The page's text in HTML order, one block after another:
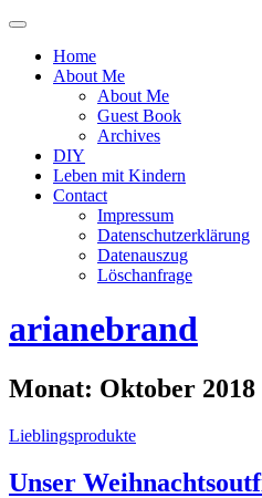
Menü
oder
ausblenden
Home
About Me
About Me
Guest Book
Archives
DIY
Leben mit Kindern
Contact
Impressum
Datenschutzerklärung
Datenauszug
Löschanfrage
arianebrand
Monat: Oktober 2018
Lieblingsprodukte
Unser